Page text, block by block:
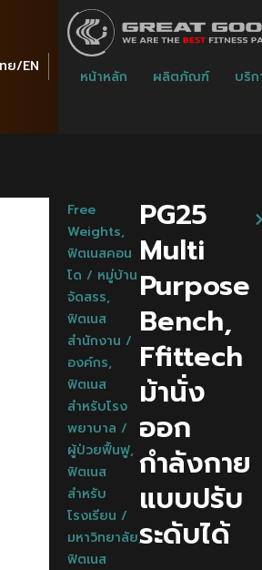
ย/EN
หน้าหลัก ผลิตภัณฑ์ บริก
Free
Weights,
ฟิตเนสคอน
โด / หมู่บ้าน
จัดสรร,
ฟิตเนส
สำนักงาน /
องค์กร,
ฟิตเนส
สำหรับโรง
พยาบาล /
ผู้ป่วยฟื้นฟู,
ฟิตเนส
สำหรับ
โรงเรียน /
มหาวิทยาลัย,
ฟิตเนส
PG25
Multi
Purpose
Bench,
Ffittech
ม้านั่ง
ออก
กำลังกาย
แบบปรับ
ระดับได้